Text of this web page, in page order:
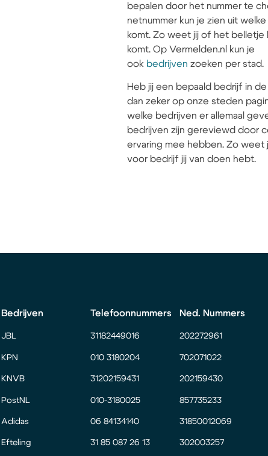
bepalen door het nummer te
netnummer kun je zien uit
komt. Zo weet jij of het belletje
komt. Op Vermelden.nl kun je
ook bedrijven zoeken per stad.
Heb jij een bepaald bedrijf in
dan zeker op onze steden
welke bedrijven er allemaal
bedrijven zijn gereviewd door
ervaring mee hebben. Zo weet
voor bedrijf jij van doen hebt.
Bedrijven
JBL
KPN
KNVB
PostNL
Adidas
Efteling
Telefoonnummers
31182449016
010 3180204
31202159431
010-3180025
06 84134140
31 85 087 26 13
Ned. Nummers
202272961
702071022
202159430
857735233
31850012069
302003257